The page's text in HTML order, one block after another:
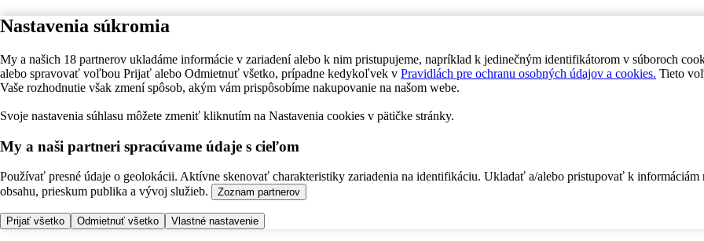
Nastavenia súkromia
My a našich 18 partnerov ukladáme informácie v zariadení alebo k nim pristupujeme, napríklad k jedinečným identifikátorom v súboroch
alebo spravovať voľbou Prijať alebo Odmietnuť všetko, prípadne kedykoľvek v Pravidlách pre ochranu osobných údajov a cookies. Tieto
Vaše rozhodnutie však zmení spôsob, akým vám prispôsobíme nakupovanie na našom webe.
Svoje nastavenia súhlasu môžete zmeniť kliknutím na Nastavenia cookies v pätičke stránky.
My a naši partneri spracúvame údaje s cieľom
Používať presné údaje o geolokácii. Aktívne skenovať charakteristiky zariadenia na identifikáciu. Ukladať a/alebo pristupovať k informáciám
obsahu, prieskum publika a vývoj služieb.
Zoznam partnerov
Prijať všetko Odmietnuť všetko Vlastné nastavenie